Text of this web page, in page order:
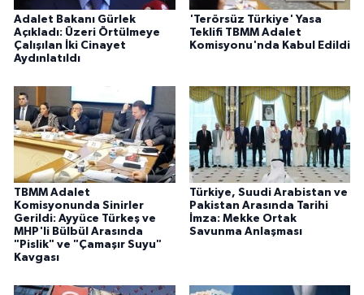
Adalet Bakanı Gürlek
Açıkladı: Üzeri Örtülmeye
Çalışılan İki Cinayet
Aydınlatıldı
'Terörsüz Türkiye' Yasa
Teklifi TBMM Adalet
Komisyonu'nda Kabul Edildi
TBMM Adalet
Komisyonunda Sinirler
Gerildi: Ayyüce Türkeş ve
MHP'li Bülbül Arasında
"Pislik" ve "Çamaşır Suyu"
Kavgası
Türkiye, Suudi Arabistan ve
Pakistan Arasında Tarihi
İmza: Mekke Ortak
Savunma Anlaşması